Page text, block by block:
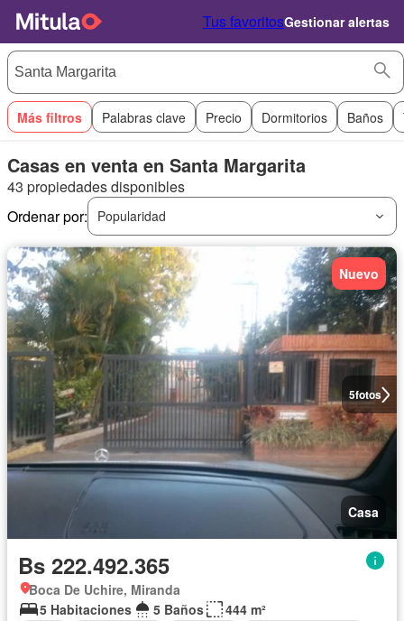
Tus favoritosGestionar alertas
Más filtros Palabras clave Precio Dormitorios Baños
Casas en venta en Santa Margarita
43 propiedades disponibles
Ordenar por:
Popularidad
5fotos
Nuevo
Casa
Bs 222.492.365
Boca De Uchire, Miranda
5 Habitaciones
5 Baños
444 m²